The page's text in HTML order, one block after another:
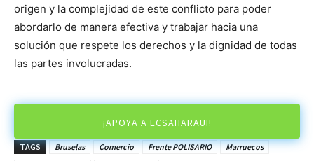
origen y la complejidad de este conflicto para poder
abordarlo de manera efectiva y trabajar hacia una
solución que respete los derechos y la dignidad de todas
las partes involucradas.
¡APOYA A ECSAHARAUI!
TAGS Bruselas Comercio Frente POLISARIO
Marruecos